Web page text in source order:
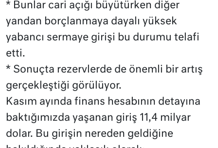
* Bunlar cari açığı büyütürken diğer
yandan borçlanmaya dayalı yüksek
yabancı sermaye girişi bu durumu telafi
etti.
* Sonuçta rezervlerde de önemli bir artış
gerçekleştiği görülüyor.
Kasım ayında finans hesabının detayına
baktığımızda yaşanan giriş 11,4 milyar
dolar. Bu girişin nereden geldiğine